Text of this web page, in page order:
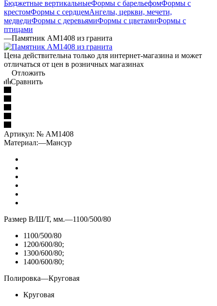
Бюджетные вертикальныеФормы с барельефомФормы с
крестомФормы с сердцемАнгелы, церкви, мечети,
медведиФормы с деревьямиФормы с цветамиФормы с
птицами
—Памятник AM1408 из гранита
Цена действительна только для интернет-магазина и может
отличаться от цен в розничных магазинах
Отложить
Сравнить
Артикул: № AM1408
Материал:—Мансур
Размер В/Ш/Т, мм.—1100/500/80
1100/500/80
1200/600/80;
1300/600/80;
1400/600/80;
Полировка—Круговая
Круговая